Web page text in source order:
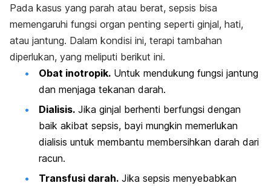
Pada kasus yang parah atau berat, sepsis bisa
memengaruhi fungsi organ penting seperti ginjal, hati,
atau jantung. Dalam kondisi ini, terapi tambahan
diperlukan, yang meliputi berikut ini.
Obat inotropik. Untuk mendukung fungsi jantung
dan menjaga tekanan darah.
Dialisis. Jika ginjal berhenti berfungsi dengan
baik akibat sepsis, bayi mungkin memerlukan
dialisis untuk membantu membersihkan darah dari
racun.
Transfusi darah. Jika sepsis menyebabkan